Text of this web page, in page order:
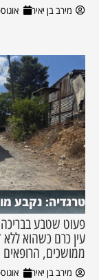
מירב בן יאיר אוגוסט 4,
טרגדיה: נקבע
פעוט שטבע
עין כרם כשהוא
ממושכים, הרופאים
מירב בן יאיר אוגוסט 4,